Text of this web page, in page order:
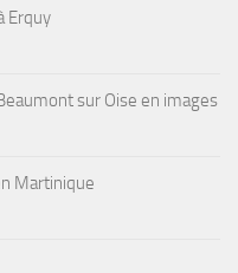
Erquy
sur Oise en images
Martinique